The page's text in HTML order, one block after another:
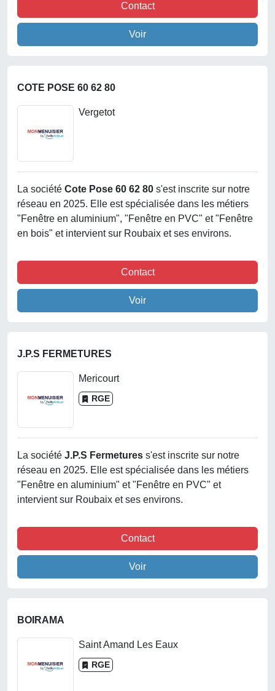
Contact
Voir
COTE POSE 60 62 80
Vergetot
La société Cote Pose 60 62 80 s'est inscrite sur notre
réseau en 2025. Elle est spécialisée dans les métiers
"Fenêtre en aluminium", "Fenêtre en PVC" et "Fenêtre
en bois" et intervient sur Roubaix et ses environs.
Contact
Voir
J.P.S FERMETURES
Mericourt
RGE
La société J.p.s Fermetures s'est inscrite sur notre
réseau en 2025. Elle est spécialisée dans les métiers
"Fenêtre en aluminium" et "Fenêtre en PVC" et
intervient sur Roubaix et ses environs.
Contact
Voir
BOIRAMA
Saint Amand Les Eaux
RGE